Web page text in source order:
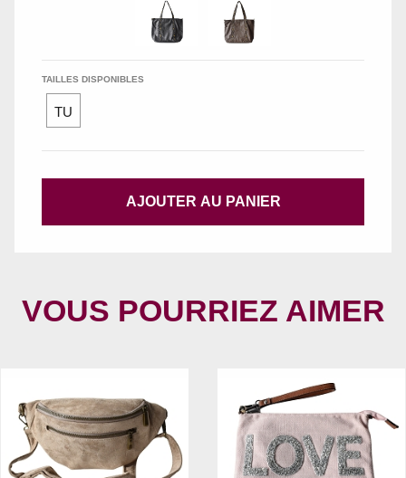
TAILLES DISPONIBLES
TU
AJOUTER AU PANIER
VOUS POURRIEZ AIMER